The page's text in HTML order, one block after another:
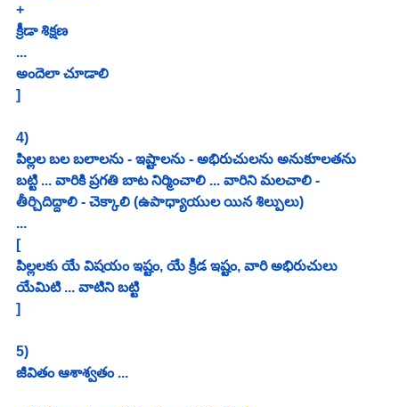
+
క్రీడా శిక్షణ
...
అందెలా చూడాలి
]
4)
పిల్లల బల బలాలను - ఇష్టాలను - అభిరుచులను అనుకూలతను
బట్టి ... వారికి ప్రగతి బాట నిర్మించాలి ... వారిని మలచాలి -
తీర్చిదిద్దాలి - చెక్కాలి (ఉపాధ్యాయుల యిన శిల్పులు)
...
[
పిల్లలకు యే విషయం ఇష్టం, యే క్రీడ ఇష్టం, వారి అభిరుచులు
యేమిటి ... వాటిని బట్టి
]
5)
జీవితం ఆశాశ్వతం ...